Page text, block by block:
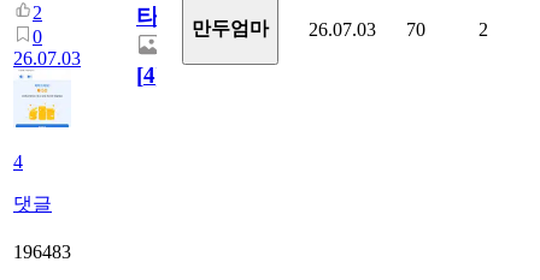
2
0
26.07.03
4
댓글
타
[4]
만두엄마 26.07.03 70 2
196483